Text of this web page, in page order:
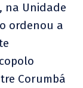
na Unidade
ordenou a
Corumbá